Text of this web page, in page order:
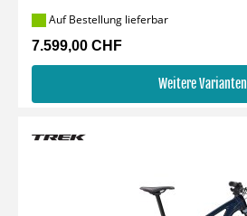
Auf Bestellung lieferbar
7.599,00 CHF
Weitere Varianten